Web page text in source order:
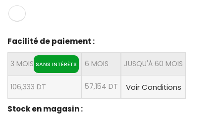
Facilité de paiement :
3 MOIS SANS INTÉRÊTS
106,333 DT
6 MOIS
57,154 DT
JUSQU'À 60 MOIS
Voir Conditions
Stock en magasin :